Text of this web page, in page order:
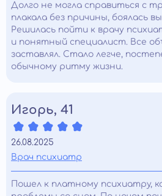
Долго не могла справиться с
плакала без причины, боялась
Решилась пойти к врачу
и понятный специалист. Все
заставлял. Стало легче,
обычному ритму жизни.
Игорь, 41
26.08.2025
Врач психиатр
Пошел к платному психиатру,